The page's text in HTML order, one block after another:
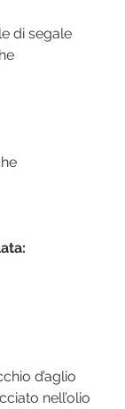
di segale
d’aglio
nell’olio